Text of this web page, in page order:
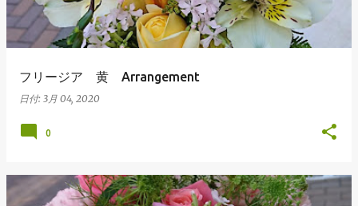
フリージア 黄 Arrangement
日付: 3月 04, 2020
0